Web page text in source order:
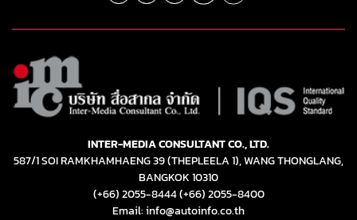
INTER-MEDIA CONSULTANT CO., LTD.
587/1 SOI RAMKHAMHAENG 39 (THEPLEELA 1), WANG THONGLANG,
BANGKOK 10310
(+66) 2055-8444(+66) 2055-8400
Email: info@autoinfo.co.th